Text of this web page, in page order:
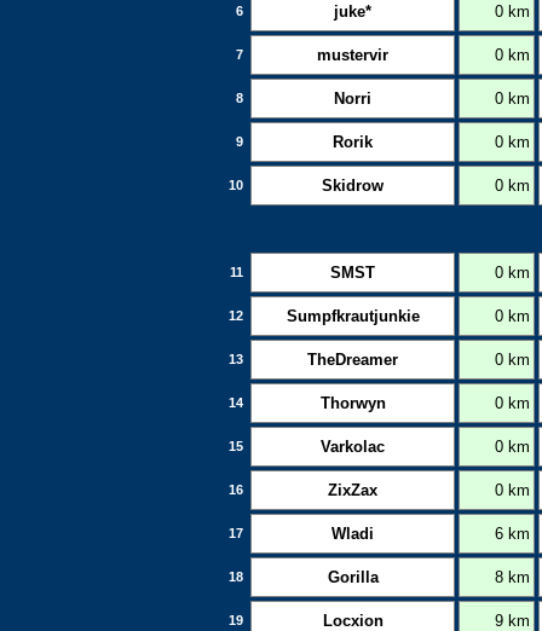
6 juke* 0 km
7 mustervir 0 km
8 Norri 0 km
9 Rorik 0 km
10 Skidrow 0 km
11 SMST 0 km
12 Sumpfkrautjunkie 0 km
13 TheDreamer 0 km
14 Thorwyn 0 km
15 Varkolac 0 km
16 ZixZax 0 km
17 Wladi 6 km
18 Gorilla 8 km
19 Locxion 9 km